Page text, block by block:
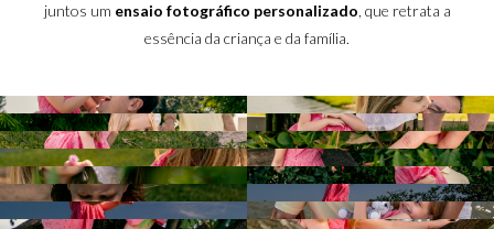
juntos um ensaio fotográfico personalizado, que retrata a
essência da criança e da família.